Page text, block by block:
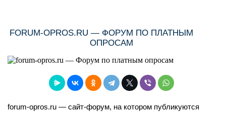
FORUM-OPROS.RU — ФОРУМ ПО ПЛАТНЫМ
ОПРОСАМ
forum-opros.ru — сайт-форум, на котором публикуются